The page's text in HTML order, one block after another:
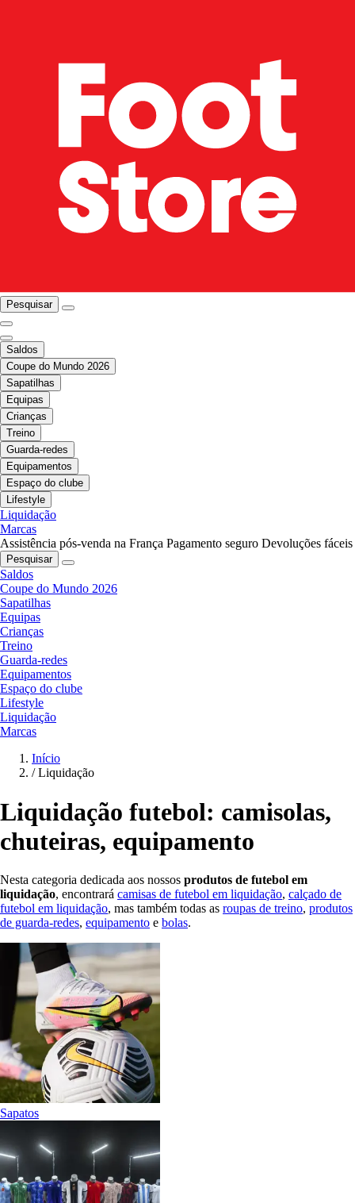
Pesquisar
Saldos
Coupe do Mundo 2026
Sapatilhas
Equipas
Crianças
Treino
Guarda-redes
Equipamentos
Espaço do clube
Lifestyle
Liquidação
Marcas
Assistência pós-venda na França Pagamento seguro Devoluções fáceis
Pesquisar
Saldos
Coupe do Mundo 2026
Sapatilhas
Equipas
Crianças
Treino
Guarda-redes
Equipamentos
Espaço do clube
Lifestyle
Liquidação
Marcas
Início
/ Liquidação
Liquidação futebol: camisolas,
chuteiras, equipamento
Nesta categoria dedicada aos nossos produtos de futebol em
liquidação, encontrará camisas de futebol em liquidação, calçado de
futebol em liquidação, mas também todas as roupas de treino, produtos
de guarda-redes, equipamento e bolas.
Sapatos